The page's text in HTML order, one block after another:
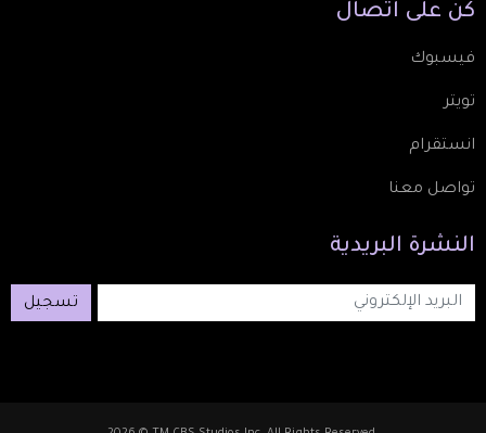
كُن على اتصال
فيسبوك
تويتر
انستقرام
تواصل معنا
النشرة البريدية
تسجيل